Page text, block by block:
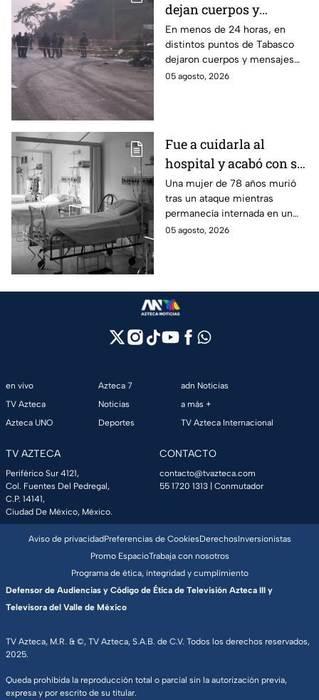
dejan cuerpos y
mensajes criminales
en carreteras de
Tabasco en un solo día
En menos de 24 horas, en
distintos puntos de Tabasco
dejaron cuerpos y mensajes
criminales en varias carreteras
05 agosto, 2026
Fue a cuidarla al
hospital y acabó con su
vida: Hombre habría
asfixiado a su suegra
mientras estaba
internada en Veracruz
Una mujer de 78 años murió
tras un ataque mientras
permanecía internada en un
hospital de Veracruz;
05 agosto, 2026
en vivo
TV Azteca
Azteca UNO
Azteca 7
Noticias
Deportes
adn Noticias
a más +
TV Azteca Internacional
TV AZTECA
Periférico Sur 4121,
Col. Fuentes Del Pedregal,
C.P. 14141,
Ciudad De México, México.
CONTACTO
contacto@tvazteca.com
55 1720 1313 | Conmutador
TV Azteca, M.R. & ©, TV Azteca, S.A.B. de C.V. Todos los derechos reservados,
2025.
Queda prohibida la reproducción total o parcial sin la autorización previa,
expresa y por escrito de su titular.
Aviso de privacidadPreferencias de CookiesDerechosInversionistas
Promo EspacioTrabaja con nosotros
Programa de ética, integridad y cumplimiento
Defensor de Audiencias y Código de Ética de Televisión Azteca III y
Televisora del Valle de México